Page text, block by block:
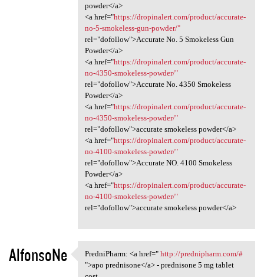
powder</a>
<a href="https://dropinalert.com/product/accurate-
no-5-smokeless-gun-powder/"
rel="dofollow">Accurate No. 5 Smokeless Gun
Powder</a>
<a href="https://dropinalert.com/product/accurate-
no-4350-smokeless-powder/"
rel="dofollow">Accurate No. 4350 Smokeless
Powder</a>
<a href="https://dropinalert.com/product/accurate-
no-4350-smokeless-powder/"
rel="dofollow">accurate smokeless powder</a>
<a href="https://dropinalert.com/product/accurate-
no-4100-smokeless-powder/"
rel="dofollow">Accurate NO. 4100 Smokeless
Powder</a>
<a href="https://dropinalert.com/product/accurate-
no-4100-smokeless-powder/"
rel="dofollow">accurate smokeless powder</a>
AlfonsoNe
PredniPharm: <a href=" http:/
PredniPharm: <a href=" http://prednipharm.com/#
">apo prednisone</a> - prednisone 5 mg tablet